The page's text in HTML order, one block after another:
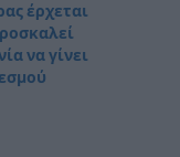
έρχεται
να γίνει